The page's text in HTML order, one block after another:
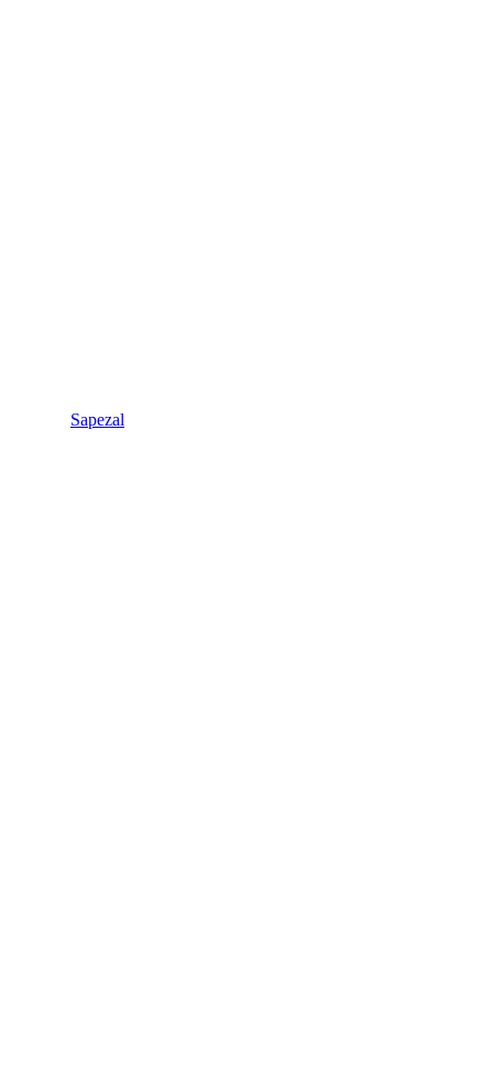
Sapezal